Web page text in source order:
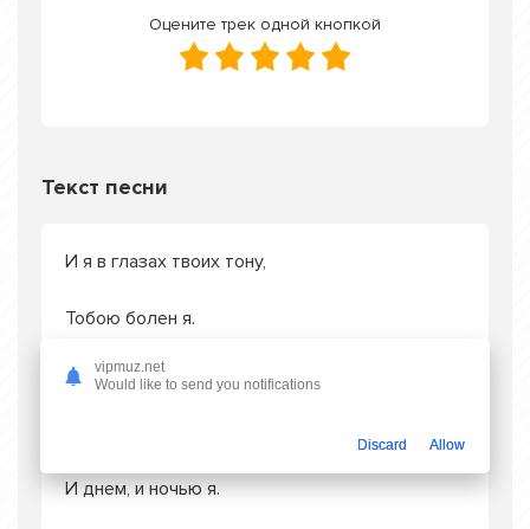
Оцените трек одной кнопкой
Текст песни
И я в глазах твоих тону,
Тобою болен я.
Мои все мысли только о тебе.
И днем, и ночью я.
vipmuz.net
Would like to send you notifications
Discard Allow